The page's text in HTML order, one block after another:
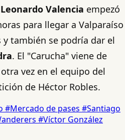
Leonardo Valencia empezó
para llegar a Valparaíso
y también se podría dar el
. El "Carucha" viene de
vez en el equipo del
de Héctor Robles.
#Mercado de pases #Santiago
#Víctor González